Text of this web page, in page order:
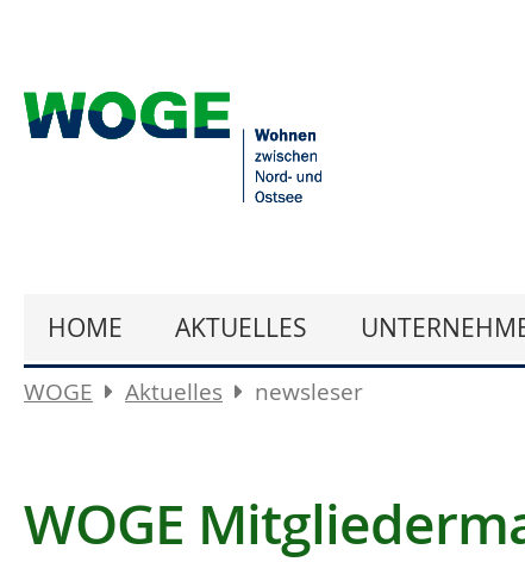
HOME AKTUELLES
WOGE Aktuelles newsleser
WOGE